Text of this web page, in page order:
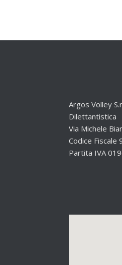
Argos Volley
Dilettantistica
Via Michele
Codice Fiscale
Partita IVA